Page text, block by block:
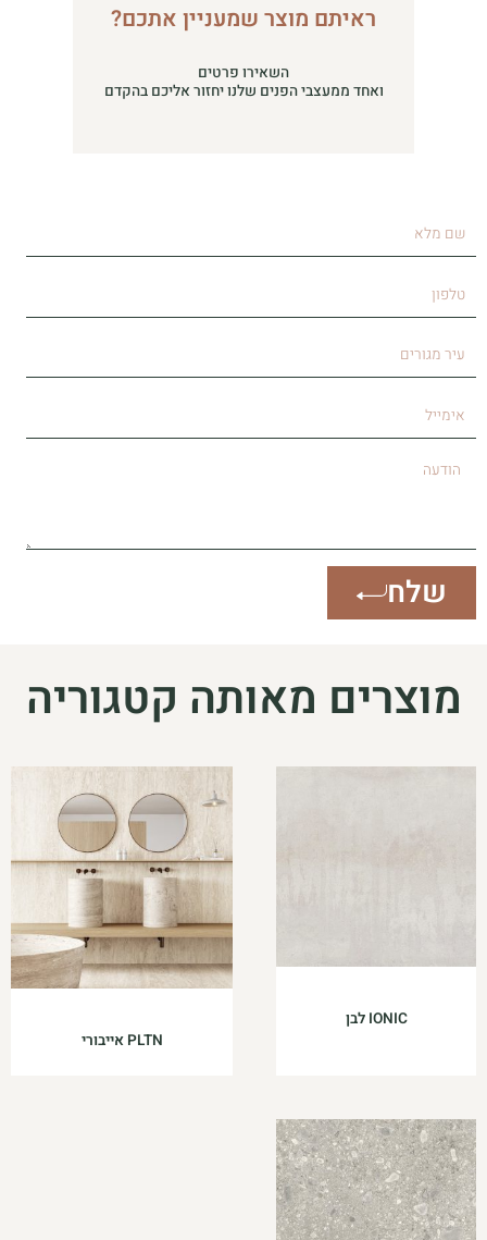
ראיתם מוצר שמעניין אתכם?
השאירו פרטים
ואחד ממעצבי הפנים שלנו יחזור אליכם בהקדם
טלפון
הודעה
שלח
מוצרים מאותה קטגוריה
IONIC לבן
PLTN אייבורי